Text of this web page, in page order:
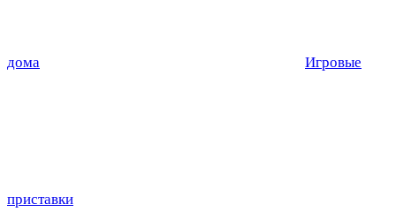
дома Игровые
приставки